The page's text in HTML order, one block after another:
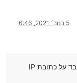
5 בנוב׳ 2021, 6:46
פשוט מאוד, תקנה טלפון/ראוטר שעובד על כתובת IP